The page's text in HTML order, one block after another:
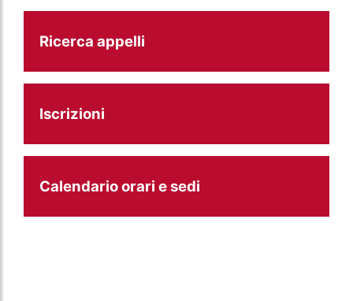
Ricerca appelli
Iscrizioni
Calendario orari e sedi